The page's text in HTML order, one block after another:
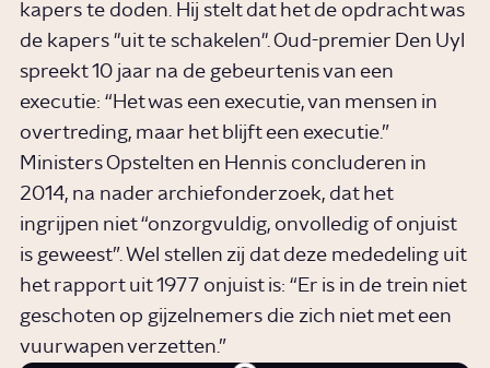
kapers te doden. Hij stelt dat het de opdracht was
de kapers "uit te schakelen". Oud-premier Den Uyl
spreekt 10 jaar na de gebeurtenis van een
executie: “Het was een executie, van mensen in
overtreding, maar het blijft een executie.”
Ministers Opstelten en Hennis concluderen in
2014, na nader archiefonderzoek, dat het
ingrijpen niet “onzorgvuldig, onvolledig of onjuist
is geweest”. Wel stellen zij dat deze mededeling uit
het rapport uit 1977 onjuist is: “Er is in de trein niet
geschoten op gijzelnemers die zich niet met een
vuurwapen verzetten.”